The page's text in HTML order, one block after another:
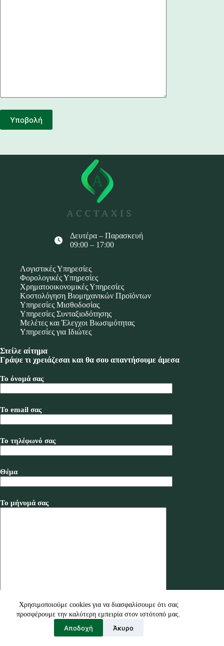
Χρησιμοποιούμε cookies για να διασφαλίσουμε ότι σας
προσφέρουμε την καλύτερη εμπειρία στον ιστότοπό μας.
Αποδοχή Άκυρο
Δευτέρα – Παρασκευή
09:00 – 17:00
Λογιστικές Υπηρεσίες
Φορολογικές Υπηρεσίες
Χρηματοοικονομικές Υπηρεσίες
Κοστολόγηση Βιομηχανικών Προϊόντων
Υπηρεσίες Μισθοδοσίας
Υπηρεσίες Συνταξιοδότησης
Μελέτες και Έλεγχοι Βιωσιμότητας
Υπηρεσίες για Ιδιώτες
Στείλε αίτημα
Γράψε τι χρειάζεσαι και θα σου απαντήσουμε άμεσα
Το όνομά σας
Το email σας
Το τηλέφωνό σας
Θέμα
Το μήνυμά σας